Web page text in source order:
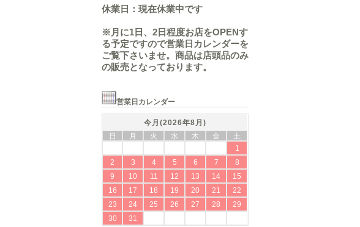
休業日：現在休業中です
※月に1日、2日程度お店をOPENす
る予定ですので営業日カレンダーを
ご覧下さいませ。商品は店頭品のみ
の販売となっております。
営業日カレンダー
今月(2026年8月)
日
月 火 水 木 金
土
1
2
3 4 5 6 7
8
9
10 11 12 13 14
15
16
17 18 19 20 21
22
23
24 25 26 27 28
29
30
31